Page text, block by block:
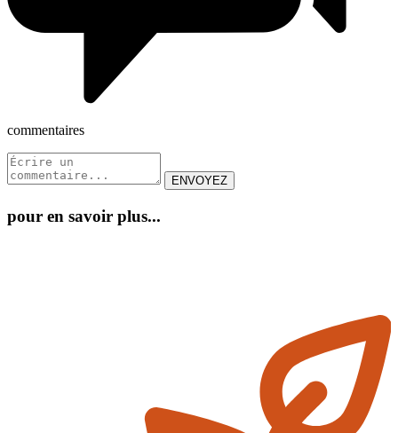
commentaires
pour en savoir plus...